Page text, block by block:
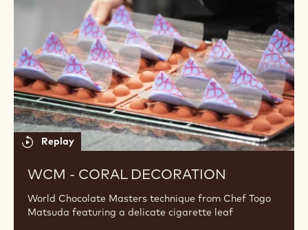
Replay
WCM - CORAL DECORATION
World Chocolate Masters technique from Chef Togo
Matsuda featuring a delicate cigarette leaf
decoration